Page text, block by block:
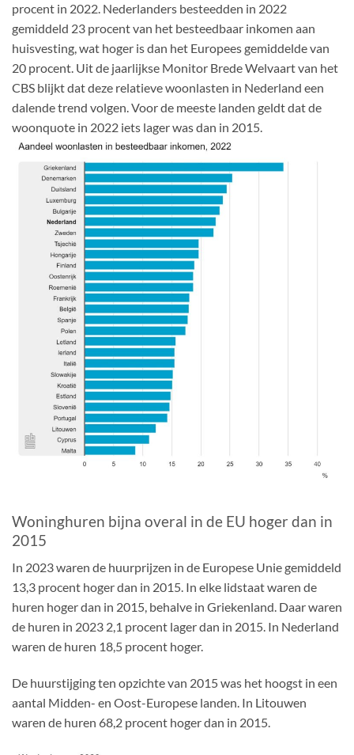
procent in 2022. Nederlanders besteedden in 2022
gemiddeld 23 procent van het besteedbaar inkomen aan
huisvesting, wat hoger is dan het Europees gemiddelde van
20 procent. Uit de jaarlijkse Monitor Brede Welvaart van het
CBS blijkt dat deze relatieve woonlasten in Nederland een
dalende trend volgen. Voor de meeste landen geldt dat de
woonquote in 2022 iets lager was dan in 2015.
Woninghuren bijna overal in de EU hoger dan in
2015
In 2023 waren de huurprijzen in de Europese Unie gemiddeld
13,3 procent hoger dan in 2015. In elke lidstaat waren de
huren hoger dan in 2015, behalve in Griekenland. Daar waren
de huren in 2023 2,1 procent lager dan in 2015. In Nederland
waren de huren 18,5 procent hoger.
De huurstijging ten opzichte van 2015 was het hoogst in een
aantal Midden- en Oost-Europese landen. In Litouwen
waren de huren 68,2 procent hoger dan in 2015.